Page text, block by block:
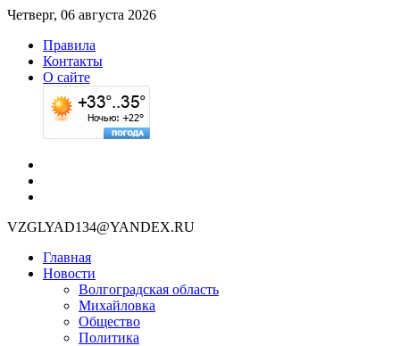
Четверг, 06 августа 2026
Правила
Контакты
О сайте
VZGLYAD134@YANDEX.RU
Главная
Новости
Волгоградская область
Михайловка
Общество
Политика